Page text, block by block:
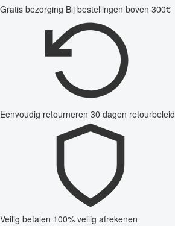
Gratis bezorging Bij bestellingen boven 300€
Eenvoudig retourneren 30 dagen retourbeleid
Veilig betalen 100% veilig afrekenen